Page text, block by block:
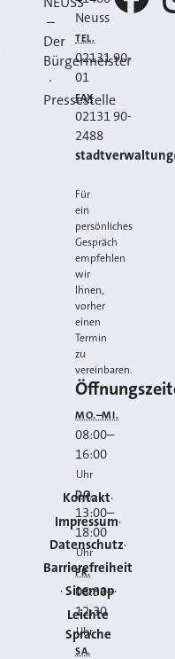
–
Der
Bürgermeister
·
Pressestelle
Kontakt
Impressum
Datenschutz
Barrierefreiheit
Sitemap
Leichte
Sprache
Neuss
TEL.
02131 90-
01
FAX
02131 90-
2488
E-MAIL
Für
ein
persönliches
Gespräch
empfehlen
wir
Ihnen,
vorher
einen
Termin
zu
vereinbaren.
MO.–MI.
08:00–
16:00
Uhr
DO.
13:00–
18:00
Uhr
FR.
08:30–
12:30
Uhr
SA.